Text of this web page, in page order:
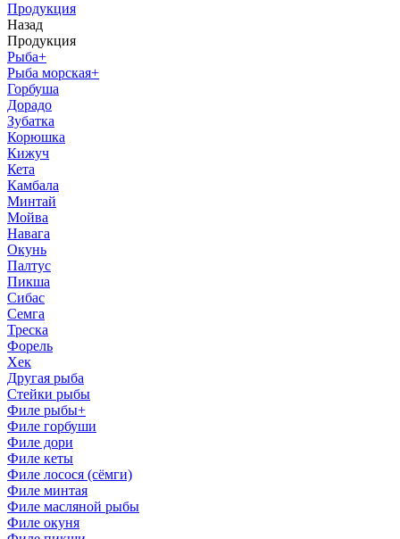
Продукция
Назад
Продукция
Рыба+
Рыба морская+
Горбуша
Дорадо
Зубатка
Корюшка
Кижуч
Кета
Камбала
Минтай
Мойва
Навага
Окунь
Палтус
Пикша
Сибас
Семга
Треска
Форель
Хек
Другая рыба
Стейки рыбы
Филе рыбы+
Филе горбуши
Филе дори
Филе кеты
Филе лосоcя (сёмги)
Филе минтая
Филе масляной рыбы
Филе окуня